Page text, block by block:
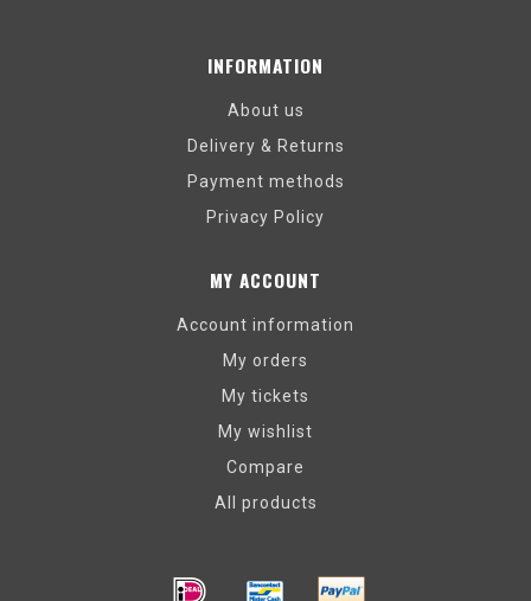
INFORMATION
About us
Delivery & Returns
Payment methods
Privacy Policy
MY ACCOUNT
Account information
My orders
My tickets
My wishlist
Compare
All products